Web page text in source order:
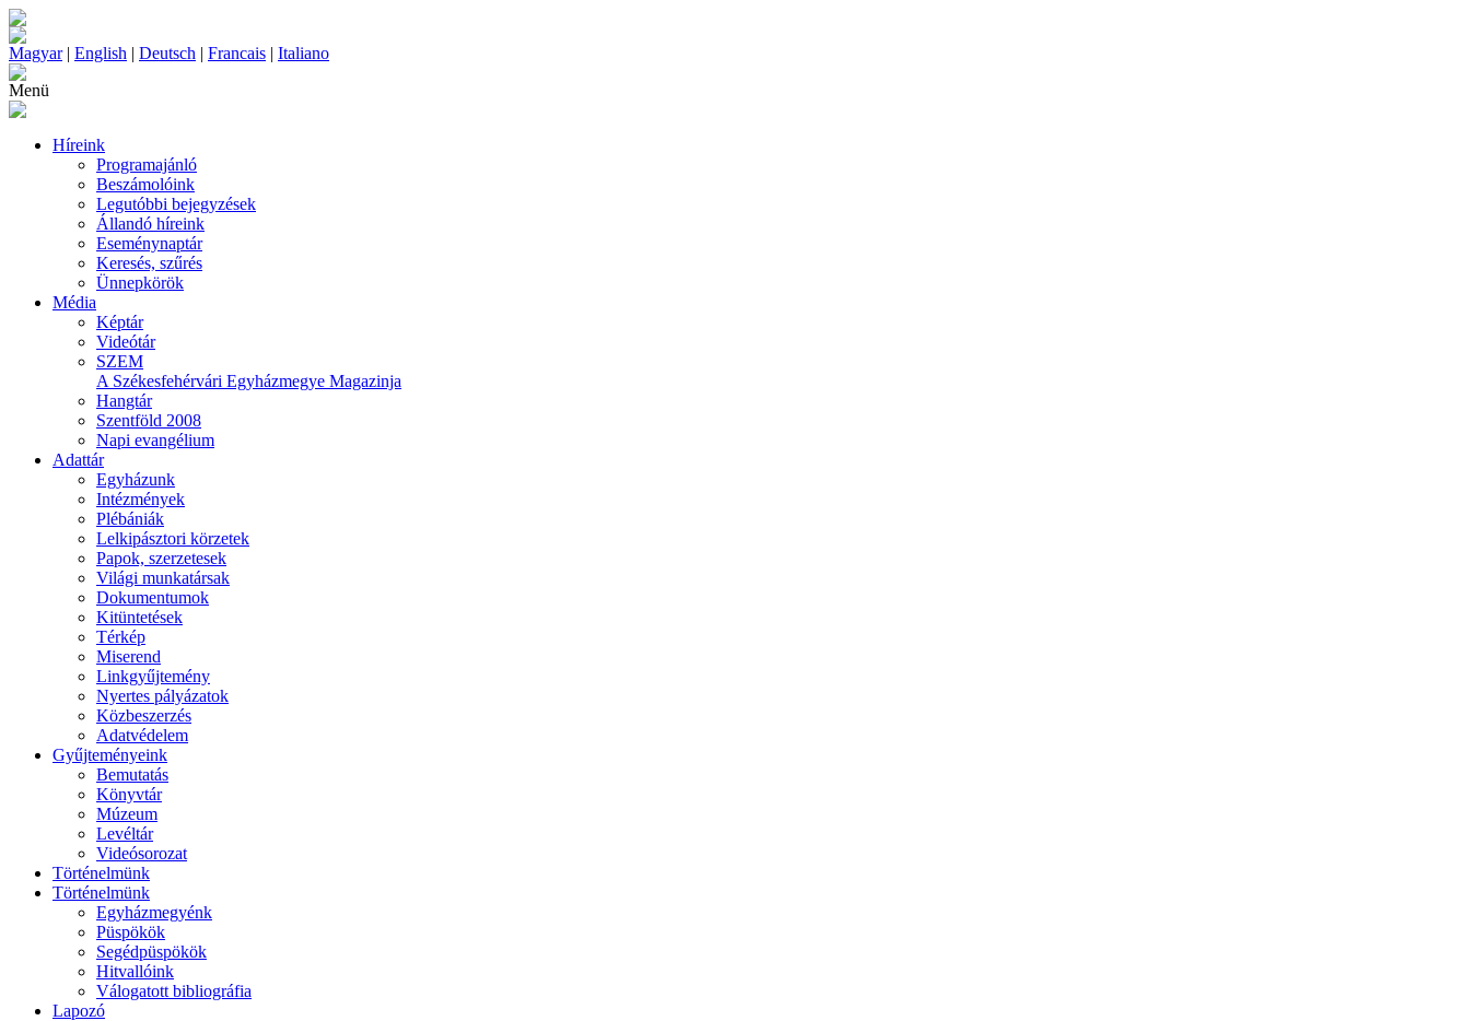
Magyar| English | Deutsch | Francais | Italiano
Menü
Híreink
Programajánló
Beszámolóink
Legutóbbi bejegyzések
Állandó híreink
Eseménynaptár
Keresés, szűrés
Ünnepkörök
Média
Képtár
Videótár
SZEM
A Székesfehérvári Egyházmegye Magazinja
Hangtár
Szentföld 2008
Napi evangélium
Adattár
Egyházunk
Intézmények
Plébániák
Lelkipásztori körzetek
Papok, szerzetesek
Világi munkatársak
Dokumentumok
Kitüntetések
Térkép
Miserend
Linkgyűjtemény
Nyertes pályázatok
Közbeszerzés
Adatvédelem
Gyűjteményeink
Bemutatás
Könyvtár
Múzeum
Levéltár
Videósorozat
Történelmünk
Történelmünk
Egyházmegyénk
Püspökök
Segédpüspökök
Hitvallóink
Válogatott bibliográfia
Lapozó